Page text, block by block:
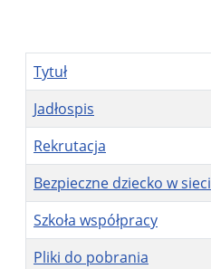
Tytuł
Jadłospis
Rekrutacja
Bezpieczne dziecko w sieci
Szkoła współpracy
Pliki do pobrania